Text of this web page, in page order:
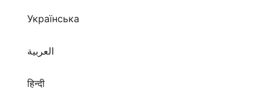
Українська
العربية
हिन्दी